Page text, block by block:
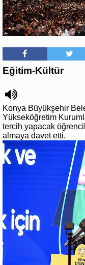
Eğitim-Kültür
Konya Büyükşehir
Yükseköğretim
tercih yapacak
almaya davet etti.